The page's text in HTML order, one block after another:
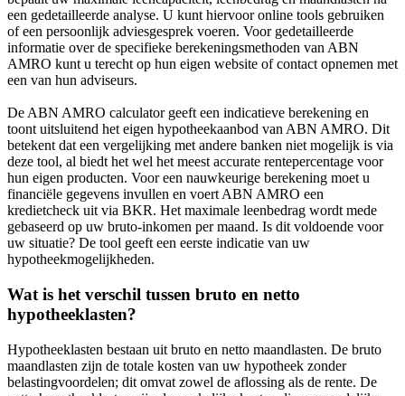
een gedetailleerde analyse. U kunt hiervoor online tools gebruiken
of een persoonlijk adviesgesprek voeren. Voor gedetailleerde
informatie over de specifieke berekeningsmethoden van ABN
AMRO kunt u terecht op hun eigen website of contact opnemen met
een van hun adviseurs.
De ABN AMRO calculator geeft een indicatieve berekening en
toont uitsluitend het eigen hypotheekaanbod van ABN AMRO. Dit
betekent dat een vergelijking met andere banken niet mogelijk is via
deze tool, al biedt het wel het meest accurate rentepercentage voor
hun eigen producten. Voor een nauwkeurige berekening moet u
financiële gegevens invullen en voert ABN AMRO een
kredietcheck uit via BKR. Het maximale leenbedrag wordt mede
gebaseerd op uw bruto-inkomen per maand. Is dit voldoende voor
uw situatie? De tool geeft een eerste indicatie van uw
hypotheekmogelijkheden.
Wat is het verschil tussen bruto en netto
hypotheeklasten?
Hypotheeklasten bestaan uit bruto en netto maandlasten. De bruto
maandlasten zijn de totale kosten van uw hypotheek zonder
belastingvoordelen; dit omvat zowel de aflossing als de rente. De